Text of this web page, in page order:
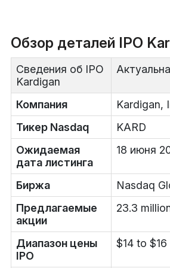
Обзор деталей IPO
Сведения об IPO
Kardigan
Компания
Kardigan,
Тикер Nasdaq
KARD
Ожидаемая
дата листинга
18 июня
Биржа
Nasdaq
Предлагаемые
акции
23.3
Диапазон цены
IPO
$14 to $16